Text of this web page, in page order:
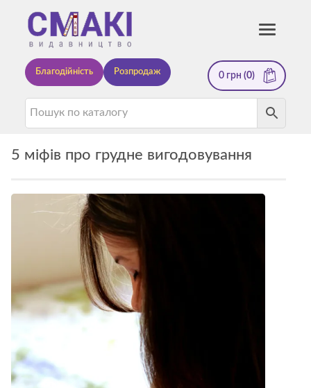
—
видавництво
Toggle
Благодійність Розпродаж 0 грн (0)
5 міфів про грудне вигодовування